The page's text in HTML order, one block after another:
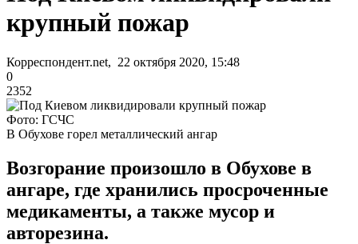
крупный пожар
Корреспондент.net, 22 октября 2020, 15:48
0
2352
Фото: ГСЧС
В Обухове горел металлический ангар
Возгорание произошло в Обухове в
ангаре, где хранились просроченные
медикаменты, а также мусор и
авторезина.